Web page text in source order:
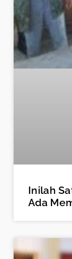
Inilah
Ada